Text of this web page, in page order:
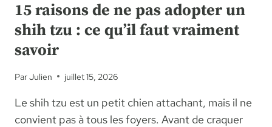
15 raisons de ne pas adopter un
shih tzu : ce qu’il faut vraiment
savoir
ParJulien juillet 15, 2026
Le shih tzu est un petit chien attachant, mais il ne
convient pas à tous les foyers. Avant de craquer